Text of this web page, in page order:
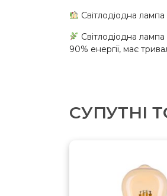
Світлодіодна
Світлодіодна
90% енергії, має
СУПУТНІ